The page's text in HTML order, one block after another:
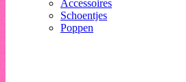
Accessoires
Schoentjes
Poppen